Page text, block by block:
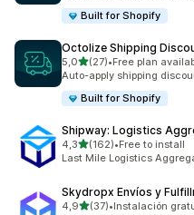
Built for Shopify
Octolize Shipping
5,0de 5 estrelas
(27)
27 total de avaliações
•Free plan
Auto-apply shipping
Built for Shopify
Shipway: Logistics
4,3de 5 estrelas
(162)
162 total de avaliações
•Free to install
Last Mile Logistics
Skydropx Envíos y
4,9de 5 estrelas
(37)
37 total de avaliações
•Instalación